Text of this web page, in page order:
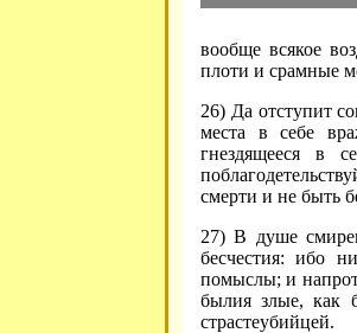
вообще всякое
плоти и срамные
26) Да отступит
места в себе
гнездящееся в
смерти и не быть
27) В душе
бесчестия: ибо
помыслы; и
былия злые, как
страстеубийцей.